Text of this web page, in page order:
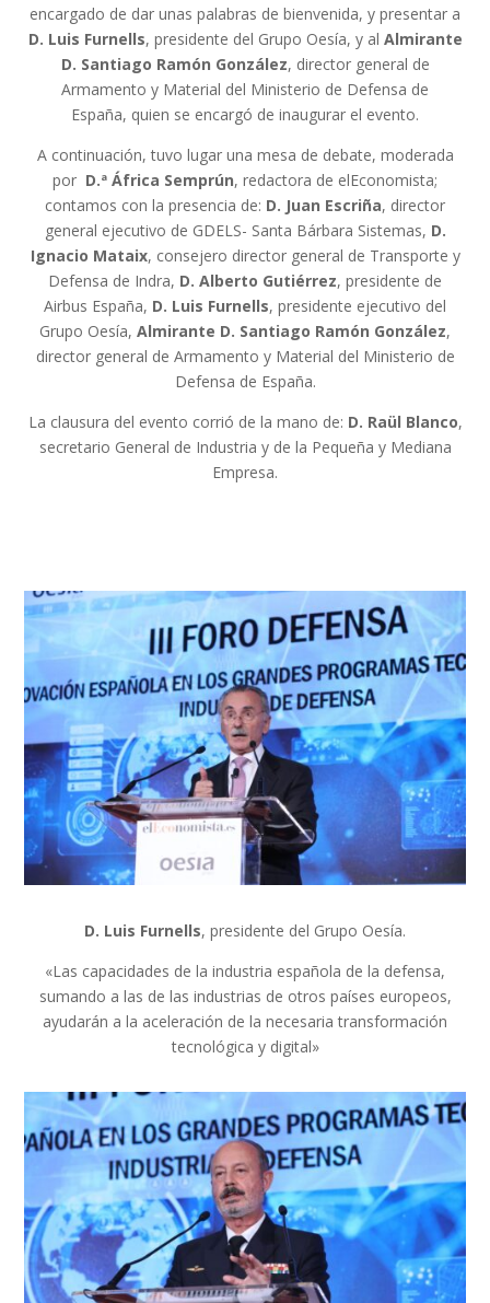
encargado de dar unas palabras de bienvenida, y presentar a
D. Luis Furnells, presidente del Grupo Oesía, y al Almirante
D. Santiago Ramón González, director general de
Armamento y Material del Ministerio de Defensa de
España, quien se encargó de inaugurar el evento.
A continuación, tuvo lugar una mesa de debate, moderada
por D.ª África Semprún, redactora de elEconomista;
contamos con la presencia de: D. Juan Escriña, director
general ejecutivo de GDELS- Santa Bárbara Sistemas, D.
Ignacio Mataix, consejero director general de Transporte y
Defensa de Indra, D. Alberto Gutiérrez, presidente de
Airbus España, D. Luis Furnells, presidente ejecutivo del
Grupo Oesía, Almirante D. Santiago Ramón González,
director general de Armamento y Material del Ministerio de
Defensa de España.
La clausura del evento corrió de la mano de: D. Raül Blanco,
secretario General de Industria y de la Pequeña y Mediana
Empresa.
D. Luis Furnells, presidente del Grupo Oesía.
«Las capacidades de la industria española de la defensa,
sumando a las de las industrias de otros países europeos,
ayudarán a la aceleración de la necesaria transformación
tecnológica y digital»